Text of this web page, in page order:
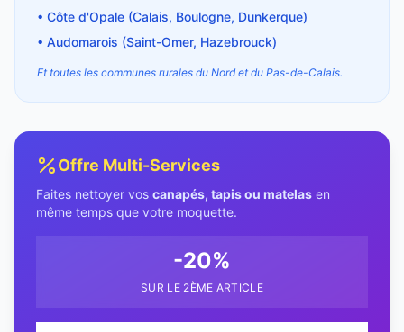
• Côte d'Opale (Calais, Boulogne, Dunkerque)
• Audomarois (Saint-Omer, Hazebrouck)
Et toutes les communes rurales du Nord et du Pas-de-Calais.
Offre Multi-Services
Faites nettoyer vos canapés, tapis ou matelas en
même temps que votre moquette.
-20%
SUR LE 2ÈME ARTICLE